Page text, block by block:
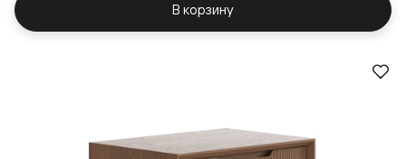
В корзину